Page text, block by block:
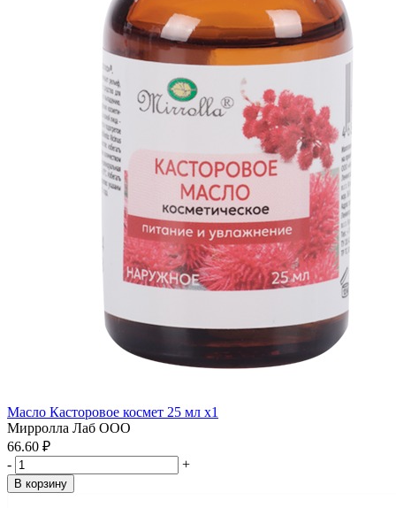
Масло Касторовое космет 25 мл x1
Мирролла Лаб ООО
66.60 ₽
-
+
В корзину